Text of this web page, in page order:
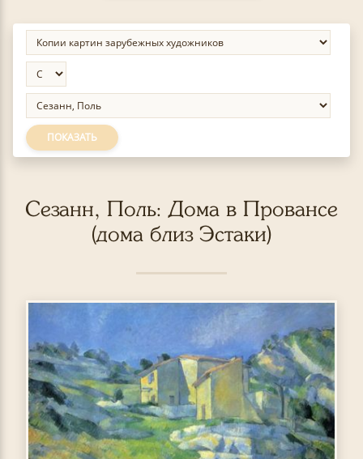
ПОКАЗАТЬ
Сезанн, Поль: Дома в Провансе
(дома близ Эстаки)